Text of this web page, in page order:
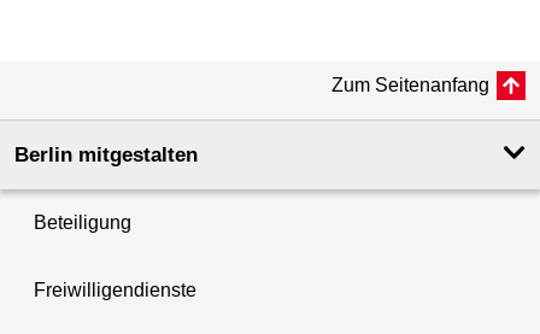
Zum Seitenanfang
Berlin mitgestalten
Beteiligung
Freiwilligendienste